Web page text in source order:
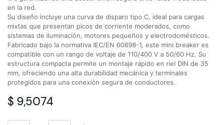
en la red.
Su diseño incluye una curva de disparo tipo C, ideal para cargas
mixtas que presentan picos de corriente moderados, como
sistemas de iluminación, motores pequeños y electrodomésticos.
Fabricado bajo la normativa IEC/EN 60898-1, este mini breaker es
compatible con un rango de voltaje de 110/400 V a 50/60 Hz. Su
estructura compacta permite un montaje rápido en riel DIN de 35
mm, ofreciendo una alta durabilidad mecánica y terminales
protegidos para una conexión segura de conductores.
$ 9,5074